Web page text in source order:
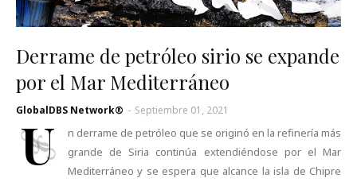
Derrame de petróleo sirio se expande
por el Mar Mediterráneo
GlobalDBS Network® - Septiembre 01, 2021
U
n derrame de petróleo que se originó en la refinería más
grande de Siria continúa extendiéndose por el Mar
Mediterráneo y se espera que alcance la isla de Chipre